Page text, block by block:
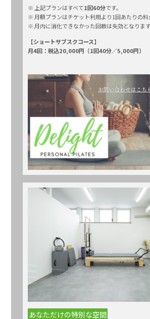
※ 上記プランはすべて1回60分です。
※ 月額プランはチケット利用より1回あたりの料
※ 月内に消化できなかった回数は失効となります
【ショートサブスクコース】
月4回：税込20,000円（1回40分／5,000円）
あなただけの特別な空間